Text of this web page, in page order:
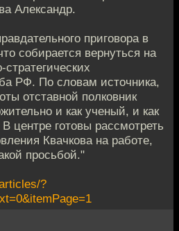
Александр.
приговора в
собирается вернуться на
РФ. По словам источника,
отставной полковник
и как ученый, и как
центре готовы рассмотреть
Квачкова на работе,
просьбой."
?